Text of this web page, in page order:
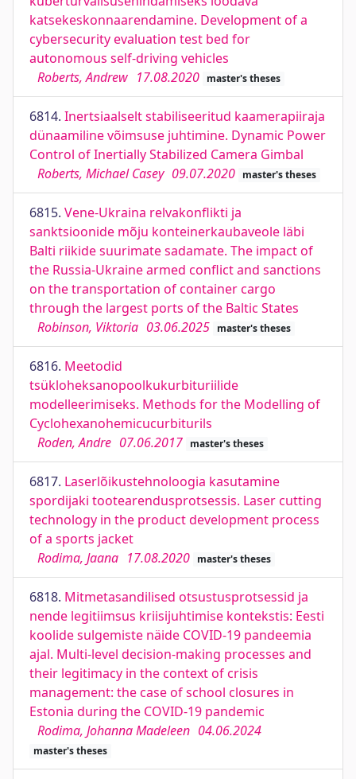
katsekeskonnaarendamine. Development of a
cybersecurity evaluation test bed for
autonomous self-driving vehicles
Roberts, Andrew 17.08.2020 master's theses
6814. Inertsiaalselt stabiliseeritud kaamerapiiraja
dünaamiline võimsuse juhtimine. Dynamic Power
Control of Inertially Stabilized Camera Gimbal
Roberts, Michael Casey 09.07.2020 master's theses
6815. Vene-Ukraina relvakonflikti ja
sanktsioonide mõju konteinerkaubaveole läbi
Balti riikide suurimate sadamate. The impact of
the Russia-Ukraine armed conflict and sanctions
on the transportation of container cargo
through the largest ports of the Baltic States
Robinson, Viktoria 03.06.2025 master's theses
6816. Meetodid
tsükloheksanopoolkukurbituriilide
modelleerimiseks. Methods for the Modelling of
Cyclohexanohemicucurbiturils
Roden, Andre 07.06.2017 master's theses
6817. Laserlõikustehnoloogia kasutamine
spordijaki tootearendusprotsessis. Laser cutting
technology in the product development process
of a sports jacket
Rodima, Jaana 17.08.2020 master's theses
6818. Mitmetasandilised otsustusprotsessid ja
nende legitiimsus kriisijuhtimise kontekstis: Eesti
koolide sulgemiste näide COVID-19 pandeemia
ajal. Multi-level decision-making processes and
their legitimacy in the context of crisis
management: the case of school closures in
Estonia during the COVID-19 pandemic
Rodima, Johanna Madeleen 04.06.2024
master's theses